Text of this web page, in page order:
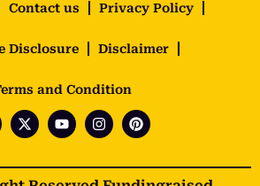
Contact us Privacy Policy
Disclosure Disclaimer
and Condition